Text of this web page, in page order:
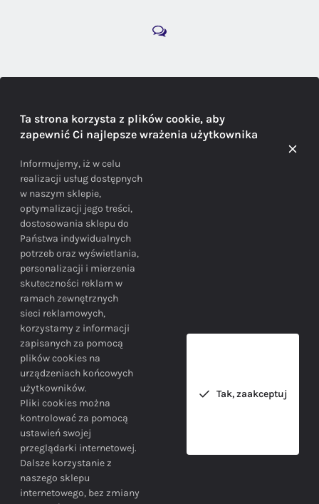
Doradzamy na każdym etapie zakupu
BEZPIECZEŃSTWO
Bezpieczne zakupy gwarantowane!
INFORMACJE
Ta strona korzysta z plików cookie, aby
zapewnić Ci najlepsze wrażenia użytkownika
Informujemy, iż w celu
realizacji usług dostępnych
w naszym sklepie,
optymalizacji jego treści,
dostosowania sklepu do
Państwa indywidualnych
potrzeb oraz wyświetlania,
personalizacji i mierzenia
skuteczności reklam w
ramach zewnętrznych
sieci reklamowych,
korzystamy z informacji
zapisanych za pomocą
plików cookies na
urządzeniach końcowych
użytkowników.
Pliki cookies można
kontrolować za pomocą
ustawień swojej
przeglądarki internetowej.
Dalsze korzystanie z
naszego sklepu
internetowego, bez zmiany
Tak, zaakceptuj